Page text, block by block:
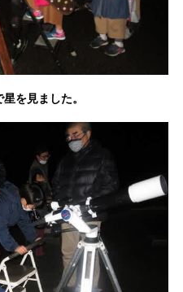
を見ました。